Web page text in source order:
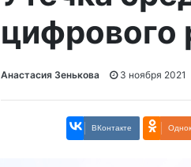
цифрового
Анастасия Зенькова 3 ноября 2021
ВКонтакте